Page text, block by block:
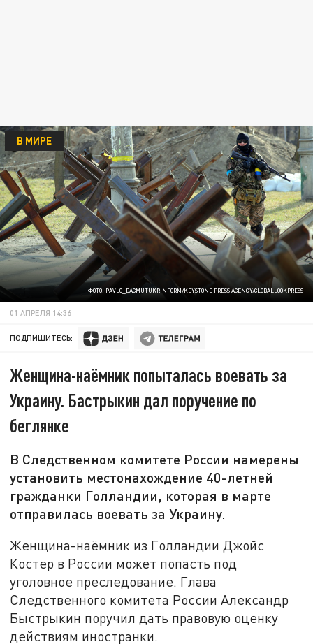
ФОТО: PAVLO_BAGMUTUKRINFORM/KEYSTONE PRESS AGENCY/GLOBALLOOKPRESS
В МИРЕ
01 АПРЕЛЯ 14:36
ПОДПИШИТЕСЬ:
Женщина-наёмник попыталась воевать за
Украину. Бастрыкин дал поручение по
беглянке
В Следственном комитете России намерены
установить местонахождение 40-летней
гражданки Голландии, которая в марте
отправилась воевать за Украину.
Женщина-наёмник из Голландии Джойс
Костер в России может попасть под
уголовное преследование. Глава
Следственного комитета России Александр
Быстрыкин поручил дать правовую оценку
действиям иностранки.